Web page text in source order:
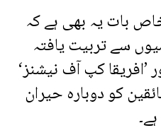
بات یہ بھی ہے کہ
سے تربیت یافتہ
’افریقا کپ آف نیشنز‘
کو دوبارہ حیران